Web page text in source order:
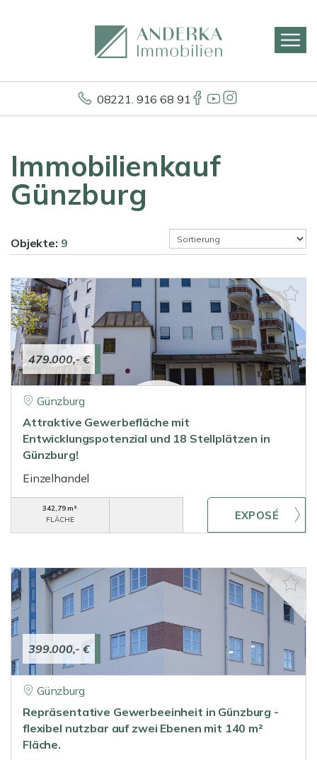
08221. 916 68 91
Immobilienkauf
Günzburg
Objekte: 9
479.000,- €
Günzburg
Attraktive Gewerbefläche mit
Entwicklungspotenzial und 18 Stellplätzen in
Günzburg!
Einzelhandel
342,79 m²
FLÄCHE
399.000,- €
Günzburg
Repräsentative Gewerbeeinheit in Günzburg -
flexibel nutzbar auf zwei Ebenen mit 140 m²
Fläche.